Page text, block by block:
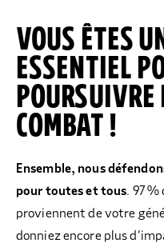
VOUS ÊTES
ESSENTIEL
POURSUIVRE
COMBAT !
Ensemble, nous
pour toutes et tous. 97 %
proviennent de votre
donniez encore plus